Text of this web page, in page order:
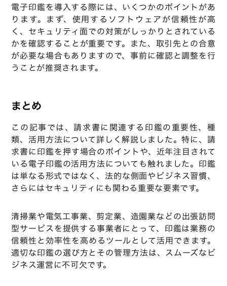
電子印鑑を導入する際には、いくつかのポイントがあ
ります。まず、使用するソフトウェアが信頼性が高
く、セキュリティ面での対策がしっかりとされている
かを確認することが重要です。また、取引先との合意
が必要な場合もありますので、事前に確認と調整を行
うことが推奨されます。
まとめ
この記事では、請求書に関連する印鑑の重要性、種
類、活用方法について詳しく解説しました。特に、請
求書に印鑑を押す場合のポイントや、近年注目されて
いる電子印鑑の活用方法についても触れました。印鑑
は単なる形式ではなく、法的な側面やビジネス習慣、
さらにはセキュリティにも関わる重要な要素です。
清掃業や電気工事業、剪定業、造園業などの出張訪問
型サービスを提供する事業者にとって、印鑑は業務の
信頼性と効率性を高めるツールとして活用できます。
適切な印鑑の選び方とその管理方法は、スムーズなビ
ジネス運営に不可欠です。